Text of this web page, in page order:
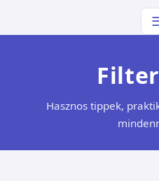
Hasznos tippek,